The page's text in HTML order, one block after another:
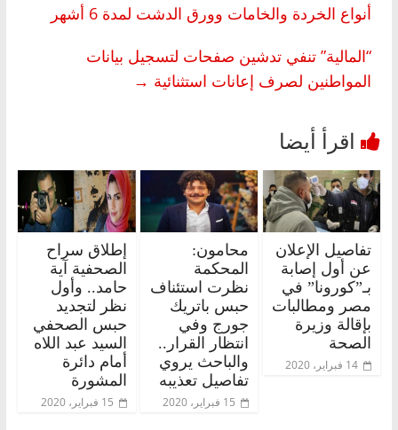
أنواع الخردة والخامات وورق الدشت لمدة 6 أشهر
“المالية” تنفي تدشين صفحات لتسجيل بيانات
المواطنين لصرف إعانات استثنائية →
تفاصيل الإعلان
عن أول إصابة
بـ”كورونا” في
مصر ومطالبات
بإقالة وزيرة
الصحة
14 فبراير، 2020
محامون:
المحكمة
نظرت استئناف
حبس باتريك
جورج وفي
انتظار القرار..
والباحث يروي
تفاصيل تعذيبه
15 فبراير، 2020
إطلاق سراح
الصحفية آية
حامد.. وأول
نظر لتجديد
حبس الصحفي
السيد عبد اللاه
أمام دائرة
المشورة
15 فبراير، 2020